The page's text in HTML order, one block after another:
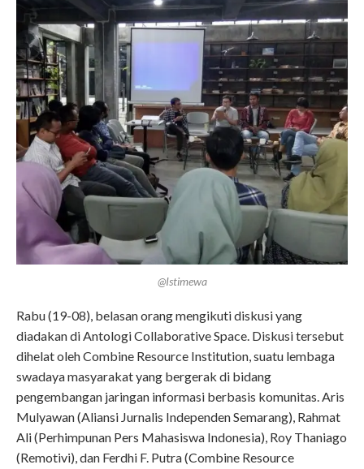
@Istimewa
Rabu (19-08), belasan orang mengikuti diskusi yang
diadakan di Antologi Collaborative Space. Diskusi tersebut
dihelat oleh Combine Resource Institution, suatu lembaga
swadaya masyarakat yang bergerak di bidang
pengembangan jaringan informasi berbasis komunitas. Aris
Mulyawan (Aliansi Jurnalis Independen Semarang), Rahmat
Ali (Perhimpunan Pers Mahasiswa Indonesia), Roy Thaniago
(Remotivi), dan Ferdhi F. Putra (Combine Resource